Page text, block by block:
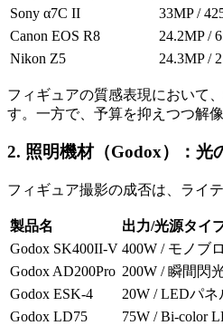
Sony α7C II
33MP /
Canon EOS R8
24.2MP /
Nikon Z5
24.3MP /
フィギュアの質感表現において
す。一方で、予算を抑えつつ解
2. 照明機材（Godox）：光
フィギュア撮影の成否は、ライ
製品名 出力/光源タイ
Godox SK400II-V 400W / モノブ
Godox AD200Pro 200W / 瞬間閃
Godox ESK-4
20W / LEDパネ
Godox LD75
75W / Bi-color